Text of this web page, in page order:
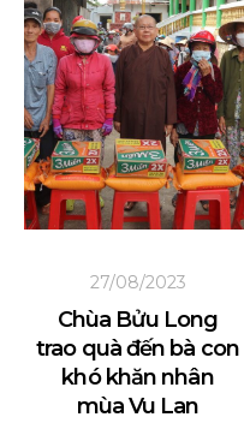
27/08/2023
Chùa Bửu Long
trao quà đến bà con
khó khăn nhân
mùa Vu Lan